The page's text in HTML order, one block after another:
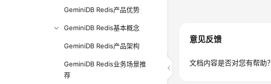
GeminiDB Redis产品优势
GeminiDB Redis基本概念
GeminiDB Redis产品架构
GeminiDB Redis业务场景推
荐
意见反馈
文档内容是否对您有帮助？